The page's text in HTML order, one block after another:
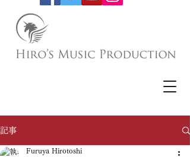
記事
Furuya Hirotoshi